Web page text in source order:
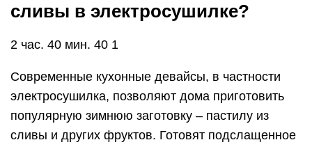
сливы в электросушилке?
2 час. 40 мин. 40 1
Современные кухонные девайсы, в частности
электросушилка, позволяют дома приготовить
популярную зимнюю заготовку – пастилу из
сливы и других фруктов. Готовят подслащенное